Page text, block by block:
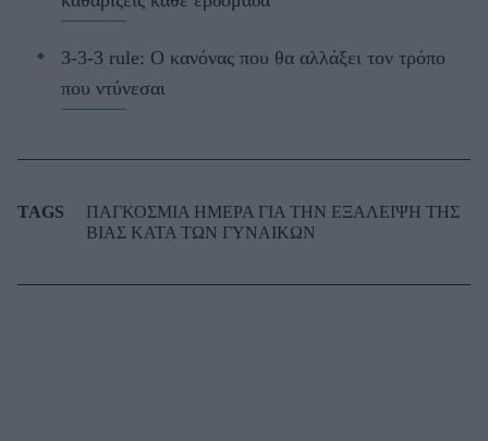
3-3-3 rule: Ο κανόνας που θα αλλάξει τον τρόπο
που ντύνεσαι
TAGS
ΠΑΓΚΟΣΜΙΑ ΗΜΕΡΑ ΓΙΑ ΤΗΝ ΕΞΑΛΕΙΨΗ ΤΗΣ
ΒΙΑΣ ΚΑΤΑ ΤΩΝ ΓΥΝΑΙΚΩΝ